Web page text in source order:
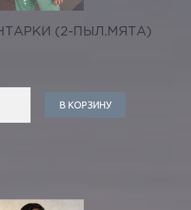
(2-ПЫЛ.МЯТА)
В КОРЗИНУ